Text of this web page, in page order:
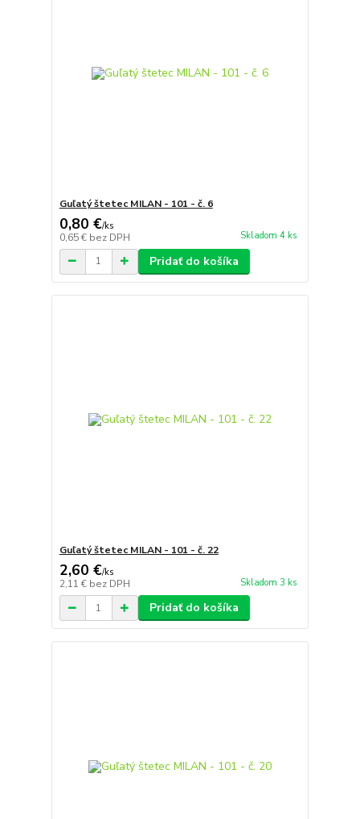
Guľatý štetec MILAN - 101 - č. 6
0,80 €/ks
0,65 € bez DPH Skladom 4 ks
Pridať do košíka
Guľatý štetec MILAN - 101 - č. 22
2,60 €/ks
2,11 € bez DPH Skladom 3 ks
Pridať do košíka